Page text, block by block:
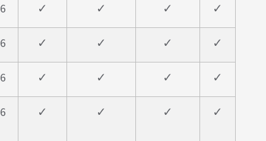
6 ✓ ✓ ✓ ✓
6 ✓ ✓ ✓ ✓
6 ✓ ✓ ✓ ✓
6 ✓ ✓ ✓ ✓